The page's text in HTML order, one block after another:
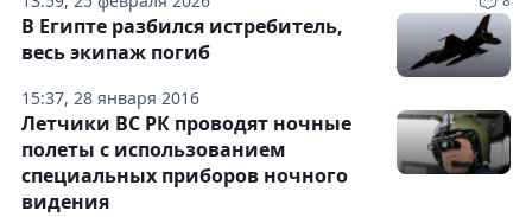
15:37, 28 января 2016
В Египте разбился истребитель,
весь экипаж погиб
Летчики ВС РК проводят ночные
полеты с использованием
специальных приборов ночного
видения